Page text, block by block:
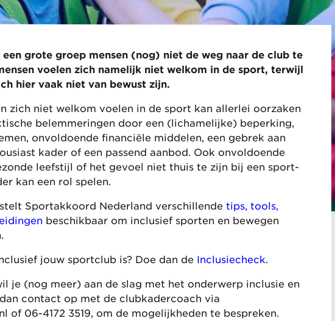
grote groep mensen (nog) niet de weg naar de club te
voelen zich namelijk niet welkom in de sport, terwijl
hier vaak niet van bewust zijn.
zich niet welkom voelen in de sport kan allerlei oorzaken
belemmeringen door een (lichamelijke) beperking,
onvoldoende financiële middelen, een gebrek aan
kader of een passend aanbod. Ook onvoldoende
leefstijl of het gevoel niet thuis te zijn bij een sport-
kan een rol spelen.
Sportakkoord Nederland verschillende tips, tools,
beschikbaar om inclusief sporten en bewegen
jouw sportclub is? Doe dan de Inclusiecheck.
je (nog meer) aan de slag met het onderwerp inclusie en
contact op met de clubkadercoach via
of 06-4172 3519, om de mogelijkheden te bespreken.